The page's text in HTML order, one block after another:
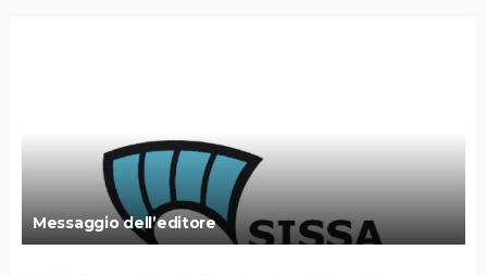
Messaggio dell’editore